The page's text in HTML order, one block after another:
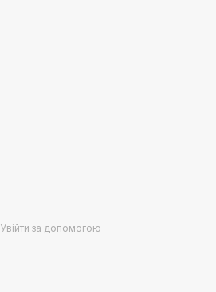
Увійти за допомогою